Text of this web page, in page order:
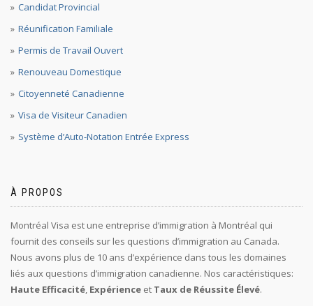
Candidat Provincial
Réunification Familiale
Permis de Travail Ouvert
Renouveau Domestique
Citoyenneté Canadienne
Visa de Visiteur Canadien
Système d’Auto-Notation Entrée Express
À PROPOS
Montréal Visa est une entreprise d’immigration à Montréal qui
fournit des conseils sur les questions d’immigration au Canada.
Nous avons plus de 10 ans d’expérience dans tous les domaines
liés aux questions d’immigration canadienne. Nos caractéristiques:
Haute Efficacité, Expérience et Taux de Réussite Élevé.